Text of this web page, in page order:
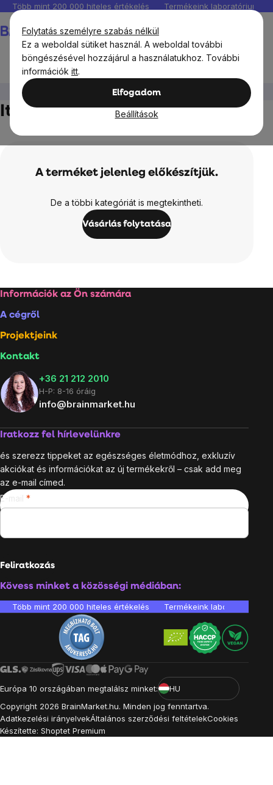
Folytatás személyre szabás nélkül
Ez a weboldal sütiket használ. A weboldal további
böngészésével hozzájárul a használatukhoz. További
információk itt.
Elfogadom
Beállítások
Ugrás
fő
tartalomhoz
Több mint 200 000 hiteles értékelés Termékeink
BrainMax Pure Italok
Italok
A terméket jelenleg előkészítjük.
De a többi kategóriát is megtekintheti.
Vásárlás folytatása
Lábléc
Információk az Ön számára
A cégről
Projektjeink
Kontakt
+36 21 212 2010
H-P: 8-16 óráig
info@brainmarket.hu
Iratkozz fel hírlevelünkre
és szerezz tippeket az egészséges életmódhoz, exkluzív
akciókat és információkat az új termékekről – csak add meg
az e-mail címed.
E-mail
Feliratkozás
Kövess minket a közösségi médiában:
Több mint 200 000 hiteles értékelés Termékeink
Európa 10 országában megtalálsz minket:
HU
Copyright 2026 BrainMarket.hu. Minden jog fenntartva.
Adatkezelési irányelvekÁltalános szerződési feltételekCookies
Készítette: Shoptet Premium